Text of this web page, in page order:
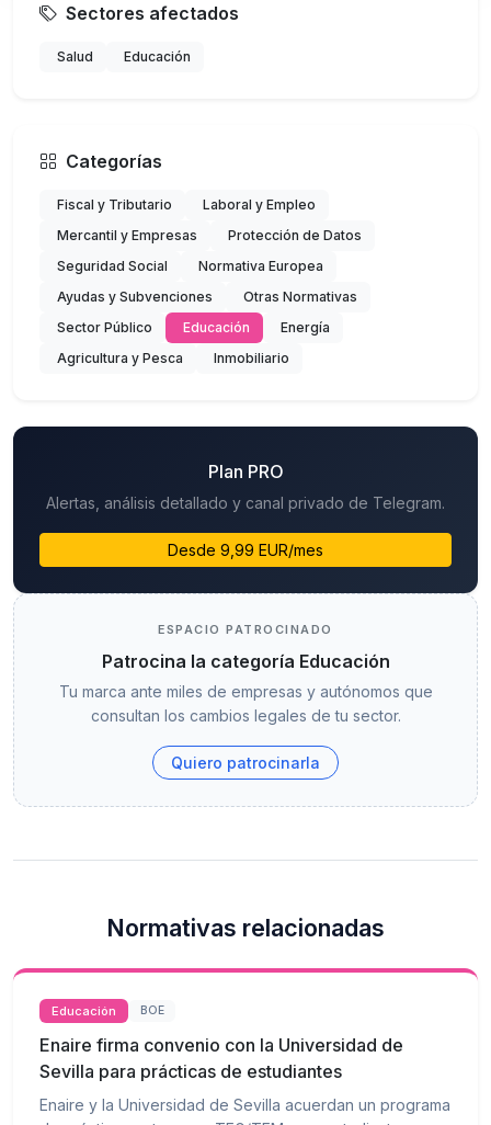
Sectores afectados
Salud Educación
Categorías
Fiscal y Tributario
Laboral y Empleo
Mercantil y Empresas
Protección de Datos
Seguridad Social
Normativa Europea
Ayudas y Subvenciones
Otras Normativas
Sector Público
Educación
Energía
Agricultura y Pesca
Inmobiliario
Plan PRO
Alertas, análisis detallado y canal privado de Telegram.
Desde 9,99 EUR/mes
ESPACIO PATROCINADO
Patrocina la categoría Educación
Tu marca ante miles de empresas y autónomos que
consultan los cambios legales de tu sector.
Quiero patrocinarla
Normativas relacionadas
Educación BOE
Enaire firma convenio con la Universidad de
Sevilla para prácticas de estudiantes
Enaire y la Universidad de Sevilla acuerdan un programa